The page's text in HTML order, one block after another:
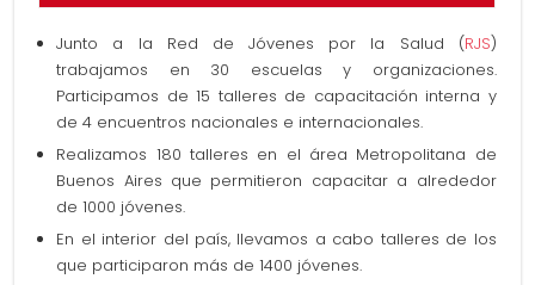
Junto a la Red de Jóvenes por la Salud (RJS)
trabajamos en 30 escuelas y organizaciones.
Participamos de 15 talleres de capacitación interna y
de 4 encuentros nacionales e internacionales.
Realizamos 180 talleres en el área Metropolitana de
Buenos Aires que permitieron capacitar a alrededor
de 1000 jóvenes.
En el interior del país, llevamos a cabo talleres de los
que participaron más de 1400 jóvenes.